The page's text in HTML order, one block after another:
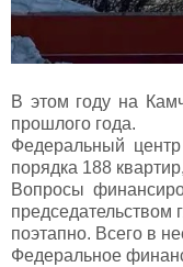
В этом году на
прошлого года.
Федеральный
порядка 188
Вопросы
председательством
поэтапно. Всего в
Федеральное